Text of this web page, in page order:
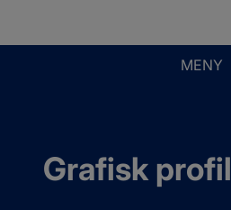
MENY
Grafisk profil